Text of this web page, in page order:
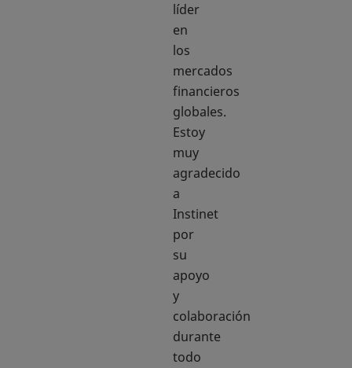
líder
en
los
mercados
financieros
globales.
Estoy
muy
agradecido
a
Instinet
por
su
apoyo
y
colaboración
durante
todo